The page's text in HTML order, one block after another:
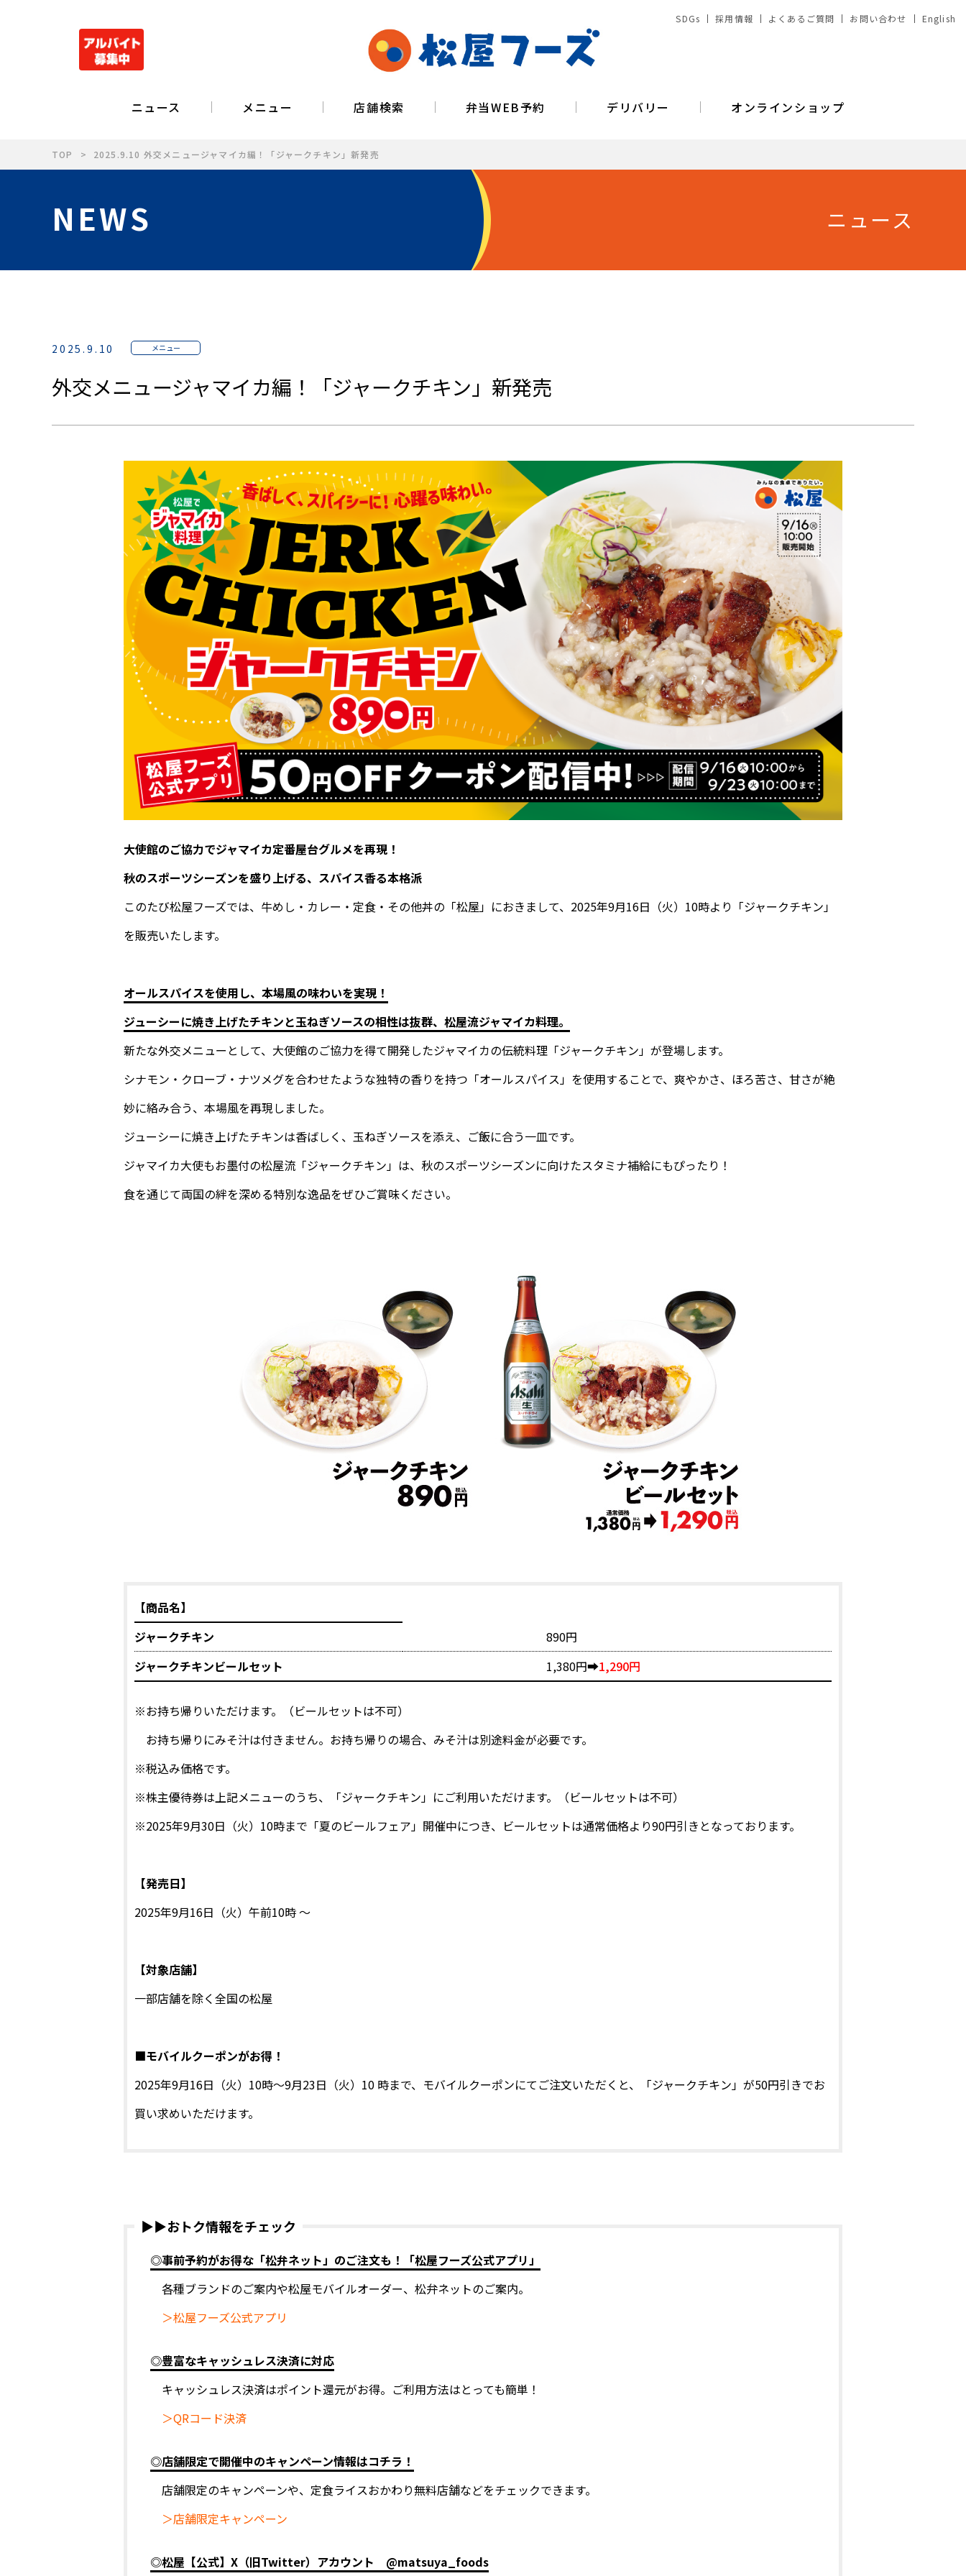
SDGs 採用情報 よくあるご質問 お問い合わせ English
ニュース メニュー 店舗検索 弁当WEB予約 デリバリー オンラインショップ
TOP 2025.9.10 外交メニュージャマイカ編！「ジャークチキン」新発売
NEWS ニュース
2025.9.10 メニュー
外交メニュージャマイカ編！「ジャークチキン」新発売
大使館のご協力でジャマイカ定番屋台グルメを再現！
秋のスポーツシーズンを盛り上げる、スパイス香る本格派
このたび松屋フーズでは、牛めし・カレー・定食・その他丼の「松屋」におきまして、2025年9月16日（火）10時より「ジャークチキン」
を販売いたします。
オールスパイスを使用し、本場風の味わいを実現！
ジューシーに焼き上げたチキンと玉ねぎソースの相性は抜群、松屋流ジャマイカ料理。
新たな外交メニューとして、大使館のご協力を得て開発したジャマイカの伝統料理「ジャークチキン」が登場します。
シナモン・クローブ・ナツメグを合わせたような独特の香りを持つ「オールスパイス」を使用することで、爽やかさ、ほろ苦さ、甘さが絶
妙に絡み合う、本場風を再現しました。
ジューシーに焼き上げたチキンは香ばしく、玉ねぎソースを添え、ご飯に合う一皿です。
ジャマイカ大使もお墨付の松屋流「ジャークチキン」は、秋のスポーツシーズンに向けたスタミナ補給にもぴったり！
食を通じて両国の絆を深める特別な逸品をぜひご賞味ください。
【商品名】
ジャークチキン
890円
ジャークチキンビールセット 1,380円➡1,290円
※お持ち帰りいただけます。（ビールセットは不可）
お持ち帰りにみそ汁は付きません。お持ち帰りの場合、みそ汁は別途料金が必要です。
※税込み価格です。
※株主優待券は上記メニューのうち、「ジャークチキン」にご利用いただけます。（ビールセットは不可）
※2025年9月30日（火）10時まで「夏のビールフェア」開催中につき、ビールセットは通常価格より90円引きとなっております。
【発売日】
2025年9月16日（火）午前10時 ～
【対象店舗】
一部店舗を除く全国の松屋
■モバイルクーポンがお得！
2025年9月16日（火）10時～9月23日（火）10 時まで、モバイルクーポンにてご注文いただくと、「ジャークチキン」が50円引きでお
買い求めいただけます。
▶▶おトク情報をチェック
◎事前予約がお得な「松弁ネット」のご注文も！「松屋フーズ公式アプリ」
各種ブランドのご案内や松屋モバイルオーダー、松弁ネットのご案内。
＞松屋フーズ公式アプリ
◎豊富なキャッシュレス決済に対応
キャッシュレス決済はポイント還元がお得。ご利用方法はとっても簡単！
＞QRコード決済
◎店舗限定で開催中のキャンペーン情報はコチラ！
店舗限定のキャンペーンや、定食ライスおかわり無料店舗などをチェックできます。
＞店舗限定キャンペーン
◎松屋【公式】X（旧Twitter）アカウント @matsuya_foods